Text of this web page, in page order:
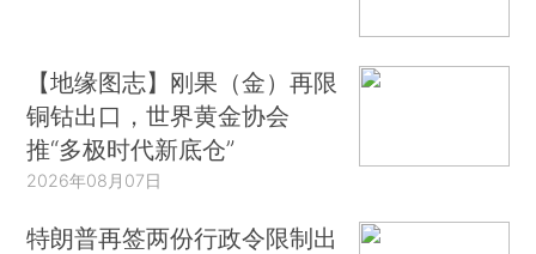
【地缘图志】刚果（金）再限
铜钴出口，世界黄金协会
推“多极时代新底仓”
2026年08月07日
特朗普再签两份行政令限制出